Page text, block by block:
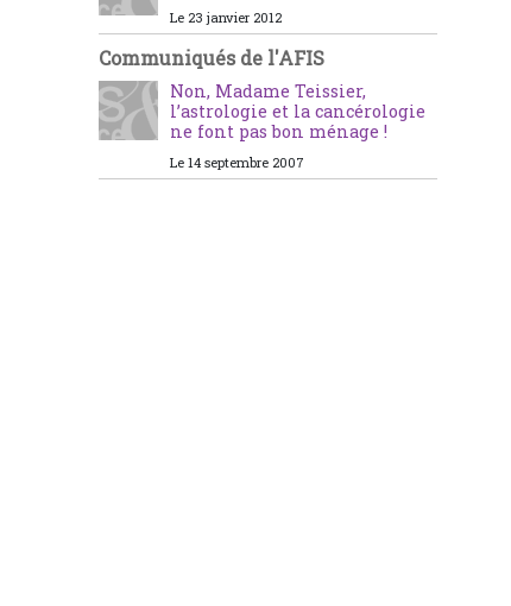
Le 23 janvier 2012
Communiqués de l'AFIS
Non, Madame Teissier,
l’astrologie et la cancérologie
ne font pas bon ménage !
Le 14 septembre 2007